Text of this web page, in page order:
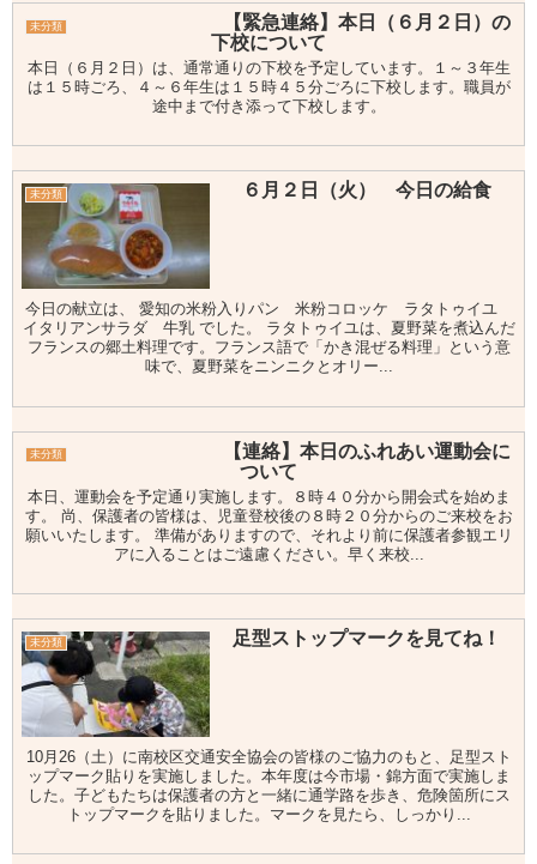
未分類
【緊急連絡】本日（６月２日）の
下校について
本日（６月２日）は、通常通りの下校を予定しています。１～３年生
は１５時ごろ、４～６年生は１５時４５分ごろに下校します。職員が
途中まで付き添って下校します。
未分類 ６月２日（火） 今日の給食
今日の献立は、 愛知の米粉入りパン 米粉コロッケ ラタトゥイユ
イタリアンサラダ 牛乳 でした。 ラタトゥイユは、夏野菜を煮込んだ
フランスの郷土料理です。フランス語で「かき混ぜる料理」という意
味で、夏野菜をニンニクとオリー...
未分類
【連絡】本日のふれあい運動会に
ついて
本日、運動会を予定通り実施します。８時４０分から開会式を始めま
す。 尚、保護者の皆様は、児童登校後の８時２０分からのご来校をお
願いいたします。 準備がありますので、それより前に保護者参観エリ
アに入ることはご遠慮ください。早く来校...
未分類 足型ストップマークを見てね！
10月26（土）に南校区交通安全協会の皆様のご協力のもと、足型スト
ップマーク貼りを実施しました。本年度は今市場・錦方面で実施しま
した。子どもたちは保護者の方と一緒に通学路を歩き、危険箇所にス
トップマークを貼りました。マークを見たら、しっかり...